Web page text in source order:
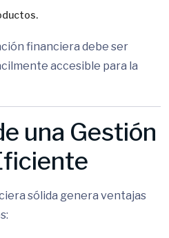
financiera debe ser
accesible para la
una Gestión
sólida genera ventajas